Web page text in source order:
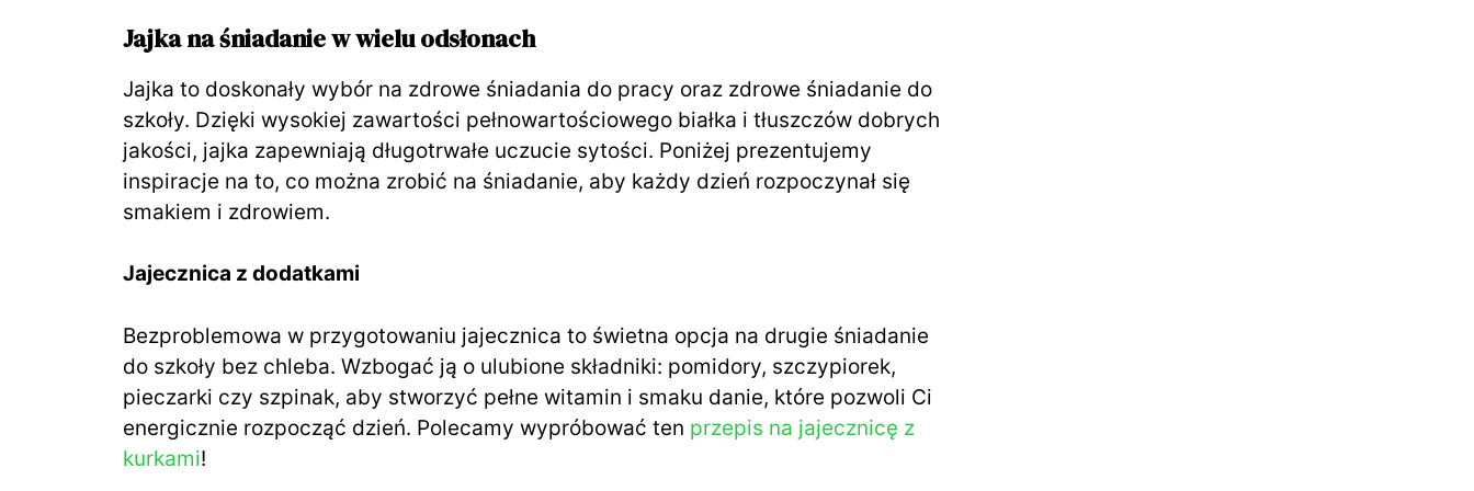
d
e
Jajka na śniadanie w wielu odsłonach
Jajka to doskonały wybór na zdrowe śniadania do pracy oraz zdrowe śniadanie do
szkoły. Dzięki wysokiej zawartości pełnowartościowego białka i tłuszczów dobrych
jakości, jajka zapewniają długotrwałe uczucie sytości. Poniżej prezentujemy
inspiracje na to, co można zrobić na śniadanie, aby każdy dzień rozpoczynał się
smakiem i zdrowiem.
Jajecznica z dodatkami
Bezproblemowa w przygotowaniu jajecznica to świetna opcja na drugie śniadanie
do szkoły bez chleba. Wzbogać ją o ulubione składniki: pomidory, szczypiorek,
pieczarki czy szpinak, aby stworzyć pełne witamin i smaku danie, które pozwoli Ci
energicznie rozpocząć dzień. Polecamy wypróbować ten przepis na jajecznicę z
kurkami!